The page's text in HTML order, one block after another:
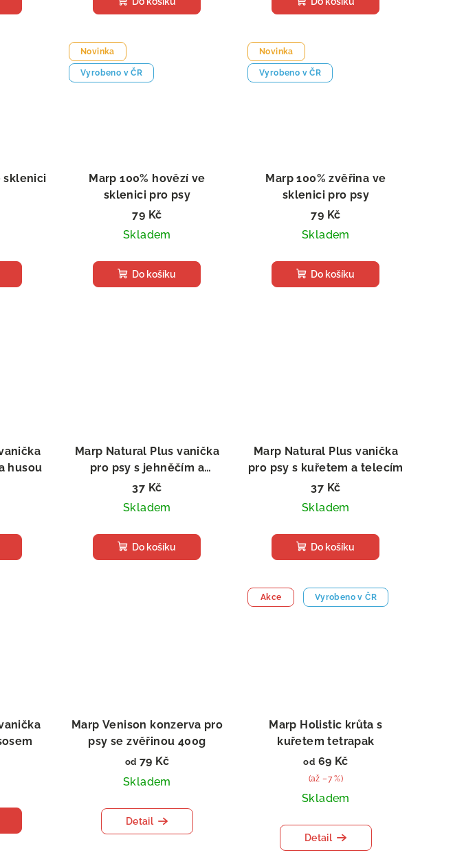
sklenici
Novinka
Vyrobeno v ČR
Marp 100% hovězí ve
sklenici pro psy
79 Kč
Skladem
Do košíku
Novinka
Vyrobeno v ČR
Marp 100% zvěřina ve
sklenici pro psy
79 Kč
Skladem
Do košíku
husou
Marp Natural Plus vanička
pro psy s jehněčím a
hovězím
37 Kč
Skladem
Do košíku
Marp Natural Plus vanička
pro psy s kuřetem a telecím
37 Kč
Skladem
Do košíku
Marp Venison konzerva pro
psy se zvěřinou 400g
od 79 Kč
Skladem
Detail
Akce Vyrobeno v ČR
Marp Holistic krůta s
kuřetem tetrapak
od 69 Kč
(až –7 %)
Skladem
Detail